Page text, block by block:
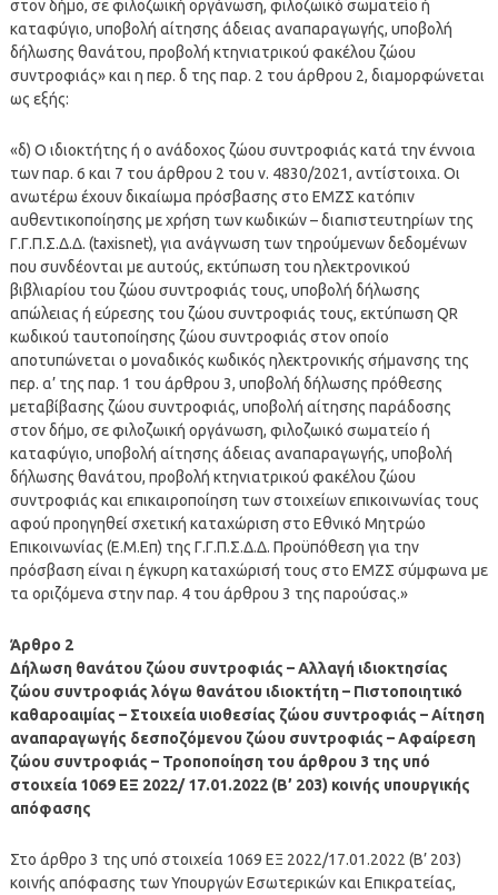
στον δήμο, σε φιλοζωική οργάνωση, φιλοζωικό σωματείο ή
καταφύγιο, υποβολή αίτησης άδειας αναπαραγωγής, υποβολή
δήλωσης θανάτου, προβολή κτηνιατρικού φακέλου ζώου
συντροφιάς» και η περ. δ της παρ. 2 του άρθρου 2, διαμορφώνεται
ως εξής:
«δ) Ο ιδιοκτήτης ή ο ανάδοχος ζώου συντροφιάς κατά την έννοια
των παρ. 6 και 7 του άρθρου 2 του ν. 4830/2021, αντίστοιχα. Οι
ανωτέρω έχουν δικαίωμα πρόσβασης στο ΕΜΖΣ κατόπιν
αυθεντικοποίησης με χρήση των κωδικών – διαπιστευτηρίων της
Γ.Γ.Π.Σ.Δ.Δ. (taxisnet), για ανάγνωση των τηρούμενων δεδομένων
που συνδέονται με αυτούς, εκτύπωση του ηλεκτρονικού
βιβλιαρίου του ζώου συντροφιάς τους, υποβολή δήλωσης
απώλειας ή εύρεσης του ζώου συντροφιάς τους, εκτύπωση QR
κωδικού ταυτοποίησης ζώου συντροφιάς στον οποίο
αποτυπώνεται o μοναδικός κωδικός ηλεκτρονικής σήμανσης της
περ. α’ της παρ. 1 του άρθρου 3, υποβολή δήλωσης πρόθεσης
μεταβίβασης ζώου συντροφιάς, υποβολή αίτησης παράδοσης
στον δήμο, σε φιλοζωική οργάνωση, φιλοζωικό σωματείο ή
καταφύγιο, υποβολή αίτησης άδειας αναπαραγωγής, υποβολή
δήλωσης θανάτου, προβολή κτηνιατρικού φακέλου ζώου
συντροφιάς και επικαιροποίηση των στοιχείων επικοινωνίας τους
αφού προηγηθεί σχετική καταχώριση στο Εθνικό Μητρώο
Επικοινωνίας (Ε.Μ.Επ) της Γ.Γ.Π.Σ.Δ.Δ. Προϋπόθεση για την
πρόσβαση είναι η έγκυρη καταχώρισή τους στο ΕΜΖΣ σύμφωνα με
τα οριζόμενα στην παρ. 4 του άρθρου 3 της παρούσας.»
Άρθρο 2
Δήλωση θανάτου ζώου συντροφιάς – Αλλαγή ιδιοκτησίας
ζώου συντροφιάς λόγω θανάτου ιδιοκτήτη – Πιστοποιητικό
καθαροαιμίας – Στοιχεία υιοθεσίας ζώου συντροφιάς – Αίτηση
αναπαραγωγής δεσποζόμενου ζώου συντροφιάς – Αφαίρεση
ζώου συντροφιάς – Τροποποίηση του άρθρου 3 της υπό
στοιχεία 1069 ΕΞ 2022/ 17.01.2022 (Β’ 203) κοινής υπουργικής
απόφασης
Στο άρθρο 3 της υπό στοιχεία 1069 ΕΞ 2022/17.01.2022 (Β’ 203)
κοινής απόφασης των Υπουργών Εσωτερικών και Επικρατείας,